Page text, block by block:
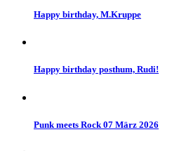
Happy birthday, M.Kruppe
Happy birthday posthum, Rudi!
Punk meets Rock 07 März 2026